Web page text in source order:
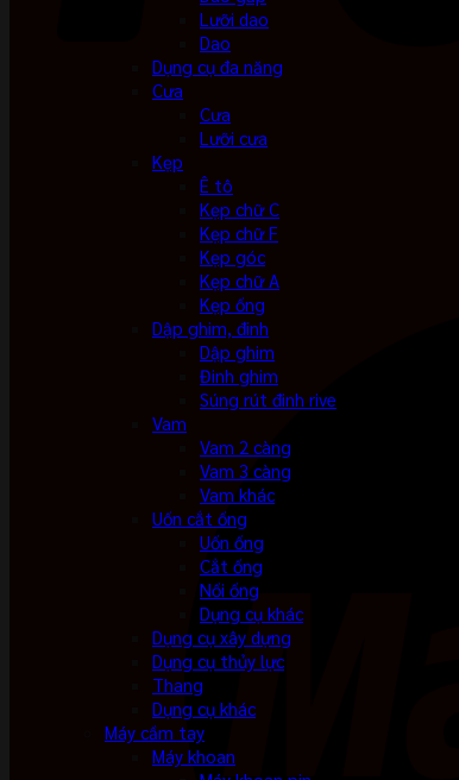
Lưỡi dao
Dao
Dụng cụ đa năng
Cưa
Cưa
Lưỡi cưa
Kẹp
Ê tô
Kẹp chữ C
Kẹp chữ F
Kẹp góc
Kẹp chữ A
Kẹp ống
Dập ghim, đinh
Dập ghim
Đinh ghim
Súng rút đinh rive
Vam
Vam 2 càng
Vam 3 càng
Vam khác
Uốn cắt ống
Uốn ống
Cắt ống
Nối ống
Dụng cụ khác
Dụng cụ xây dựng
Dụng cụ thủy lực
Thang
Dụng cụ khác
Máy cầm tay
Máy khoan